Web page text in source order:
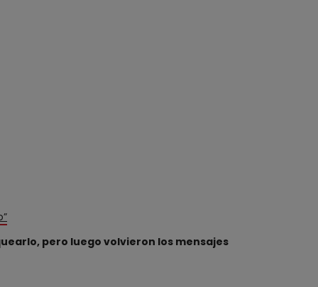
pero luego volvieron los mensajes